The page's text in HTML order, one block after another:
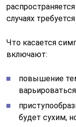
случаях
Что касается
включают:
повышение
будет сухим,